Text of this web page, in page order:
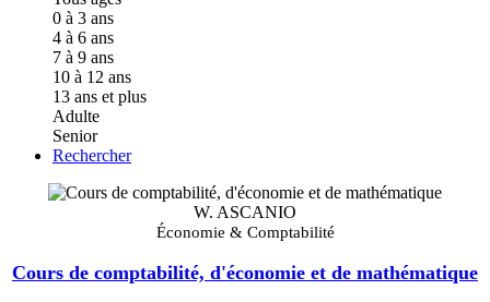
0 à 3 ans
4 à 6 ans
7 à 9 ans
10 à 12 ans
13 ans et plus
Adulte
Senior
Rechercher
W. ASCANIO
Économie & Comptabilité
Cours de comptabilité, d'économie et de mathématique